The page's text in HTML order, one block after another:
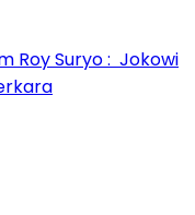
Roy Suryo : Jokowi